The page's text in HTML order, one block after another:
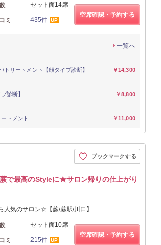
セット面14席
ミ 435件 UP
空席確認・予約する
一覧へ
トリートメント【顔タイプ診断】 ￥14,300
診断】 ￥8,800
トメント ￥11,000
ブックマークする
で最高のStyleに★サロン帰りの仕上がり
人気のサロン☆【蕨/蕨駅/川口】
セット面10席
ミ 215件 UP
空席確認・予約する